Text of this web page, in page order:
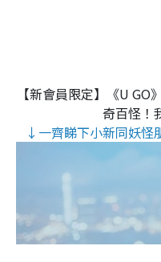
【新會員限定】《U
奇百怪！
↓一齊睇下小新同妖怪